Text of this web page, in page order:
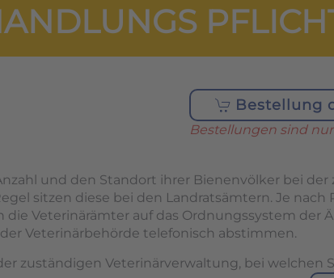
Bestellung
Bestellungen sind nur
und den Standort ihrer Bienenvölker bei
sitzen diese bei den Landratsämtern. Je
die Veterinärämter auf das Ordnungssystem
Veterinärbehörde telefonisch abstimmen.
zuständigen Veterinärverwaltung, bei welchen